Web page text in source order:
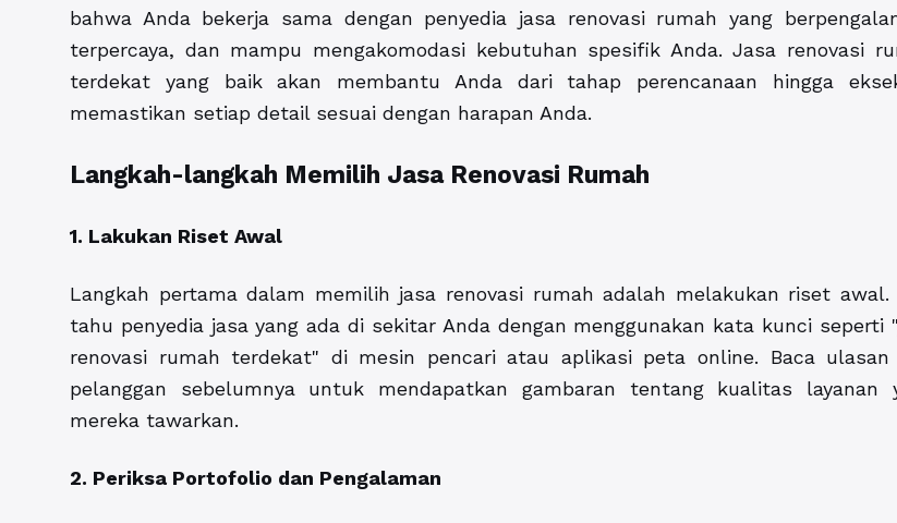
bahwa Anda bekerja sama dengan penyedia jasa renovasi rumah yang
terpercaya, dan mampu mengakomodasi kebutuhan spesifik Anda. Jasa renovasi
terdekat yang baik akan membantu Anda dari tahap perencanaan hingga
memastikan setiap detail sesuai dengan harapan Anda.
Langkah-langkah Memilih Jasa Renovasi Rumah
1. Lakukan Riset Awal
Langkah pertama dalam memilih jasa renovasi rumah adalah melakukan riset awal.
tahu penyedia jasa yang ada di sekitar Anda dengan menggunakan kata kunci seperti
renovasi rumah terdekat" di mesin pencari atau aplikasi peta online. Baca ulasan
pelanggan sebelumnya untuk mendapatkan gambaran tentang kualitas layanan
mereka tawarkan.
2. Periksa Portofolio dan Pengalaman